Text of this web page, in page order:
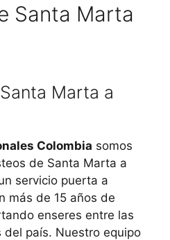
Santa Marta
Marta a
Colombia somos
de Santa Marta a
servicio puerta a
más de 15 años de
enseres entre las
del país. Nuestro equipo